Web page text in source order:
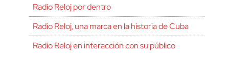
Radio Reloj por dentro
Radio Reloj, una marca en la historia de Cuba
Radio Reloj en interacción con su público